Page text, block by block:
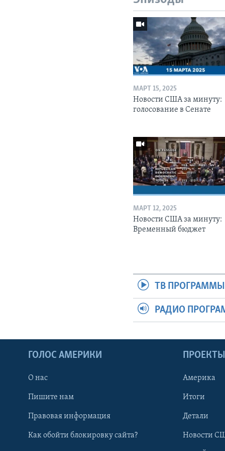
МАРТ 15, 2025
Новости США за минуту:
голосование в Сенате
МАРТ 12, 2025
Новости США за минуту:
Временный бюджет
ТВ ПРОГРАММЫ
РАДИО
ГОЛОС АМЕРИКИ
О нас
Пишите нам
Правовая информация
Как обойти блокировку сайта?
ПРОЕКТЫ
Америка
Итоги
Детали
Новости